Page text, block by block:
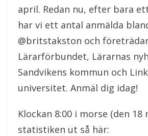
april. Redan nu, efter bara
har vi ett antal anmälda
@britstakston och
Lärarförbundet, Lärarnas
Sandvikens kommun och
universitet. Anmäl dig idag!
Klockan 8:00 i morse (den 18
statistiken ut så här: